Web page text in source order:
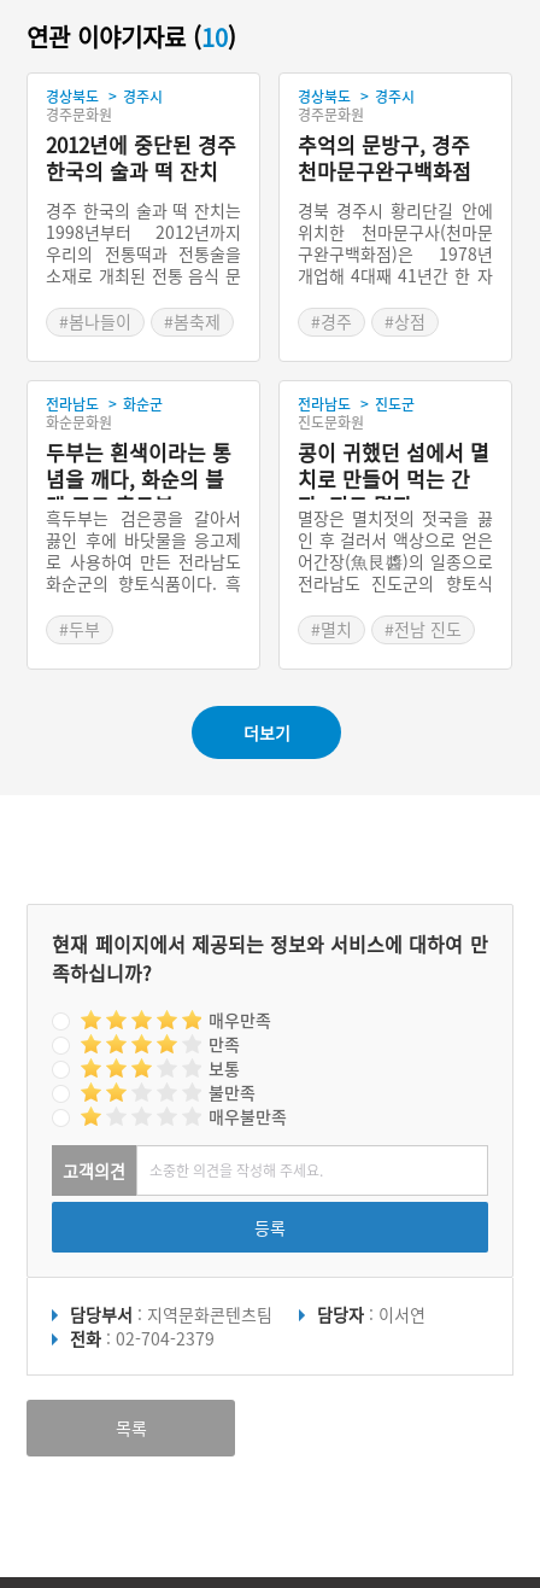
연관 이야기자료 (10)
경상북도 > 경주시
경주문화원
2012년에 중단된 경주
한국의 술과 떡 잔치
경주 한국의 술과 떡 잔치는
1998년부터 2012년까지
우리의 전통떡과 전통술을
소재로 개최된 전통 음식 문
축제가 개최되었을 때는 ‘한
국 전통주와 떡 축제’라는
명칭이었다가 2002년에 ‘경
주 한국의 술과 떡 잔치’로
이름을 바꾸었다. 전국 각지
에서 모은 전통술과 떡을 경
주 황성공원에 차려놓고, 많
은 관광객들과 함께 즐겼던
이 축제는 그러나 2012년 1
5회를 끝으로 더 이상 개최
되지 않는다.
#봄나들이 #봄축제
경상북도 > 경주시
경주문화원
추억의 문방구, 경주
천마문구완구백화점
경북 경주시 황리단길 안에
위치한 천마문구사(천마문
구완구백화점)은 1978년
개업해 4대째 41년간 한 자
구점이다. 아폴로, 쥐포, 밭
두렁 같은 간식거리는 그 시
절을 그리워하는 어른 관광
객들이 많이 사고, 슬라임과
비누방울은 어린이들이 사
간다고 한다. 진열된 물건들
을 보면 우리나라 문구의 역
사를 한 눈에 볼 수 있다. 황
리단길을 찾는 관광객들이
주요 고객이다.
#경주
#상점
전라남도 > 화순군
화순문화원
두부는 흰색이라는 통
념을 깨다, 화순의 블
랙 푸드 흑두부
흑두부는 검은콩을 갈아서
끓인 후에 바닷물을 응고제
로 사용하여 만든 전라남도
화순군의 향토식품이다. 흑
골, 찌개 등 다양한 음식이
개발되면서 화순군의 특산
물로 자리 잡게 되었다.
#두부
전라남도 > 진도군
진도문화원
콩이 귀했던 섬에서 멸
치로 만들어 먹는 간
장, 진도 멸장
멸장은 멸치젓의 젓국을 끓
인 후 걸러서 액상으로 얻은
어간장(魚艮醬)의 일종으로
전라남도 진도군의 향토식
효시킨 장으로 우리나라에
서는 젓갈과 식해가 여기에
속한다. 멸장은 우리나라에
안과 서해안의 도서지방이
나 궁벽한 해안지대의 어민
들이 만들어 먹었다. 봄에
#멸치
#전남 진도
더보기
현재 페이지에서 제공되는 정보와 서비스에 대하여 만
족하십니까?
매우만족
만족
보통
불만족
매우불만족
고객의견
등록
담당부서 : 지역문화콘텐츠팀 담당자 : 이서연
전화 : 02-704-2379
목록